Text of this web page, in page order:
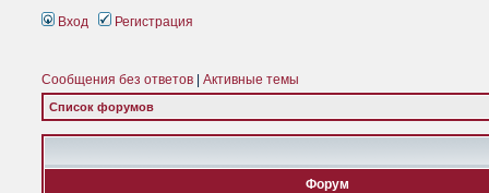
Вход Регистрация
Сообщения без ответов Активные темы
Список форумов
Форум